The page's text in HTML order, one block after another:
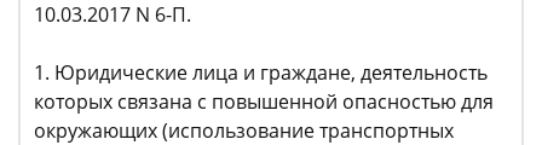
10.03.2017 N 6-П.
1. Юридические лица и граждане, деятельность
которых связана с повышенной опасностью для
окружающих (использование транспортных